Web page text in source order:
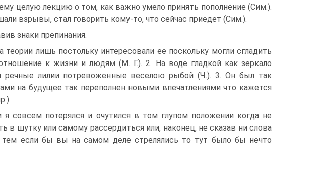
целую лекцию о том, как важно умело принять пополнение (Сим.).
взрывы, стал говорить кому-то, что сейчас приедет (Сим.).
знаки препинания.
лишь постольку интересовали ее поскольку могли сгладить
к жизни и людям (М. Г.). 2. На воде гладкой как зеркало
речные лилии потревоженные веселою рыбой (Ч.). 3. Он был так
на будущее так переполнен новыми впечатлениями что кажется
потерялся и очутился в том глупом положении когда не
в шутку или самому рассердиться или, наконец, не сказав ни слова
тем если бы вы на самом деле стрелялись то тут было бы нечто